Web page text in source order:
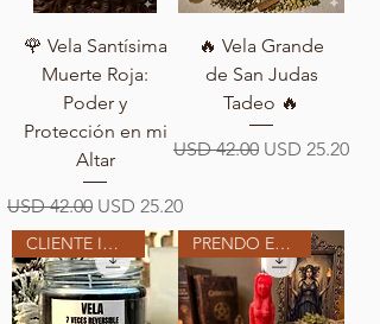
🌹 Vela Santísima
Muerte Roja:
Poder y
Protección en mi
Altar
Precio
USD 42.00 Precio de oferta
USD 25.20
🔥 Vela Grande
de San Judas
Tadeo 🔥
Precio
USD 42.00 Precio de
USD 25.20
CLIENTE INTERNACIONAL PRENDO EN MI ALTAR